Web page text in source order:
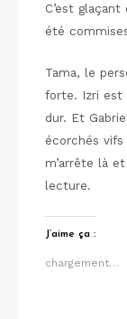
C’est
été
Tama, le
forte. Izri est
dur. Et
écorchés
m’arrête là
lecture.
J’aime ça :
chargement…